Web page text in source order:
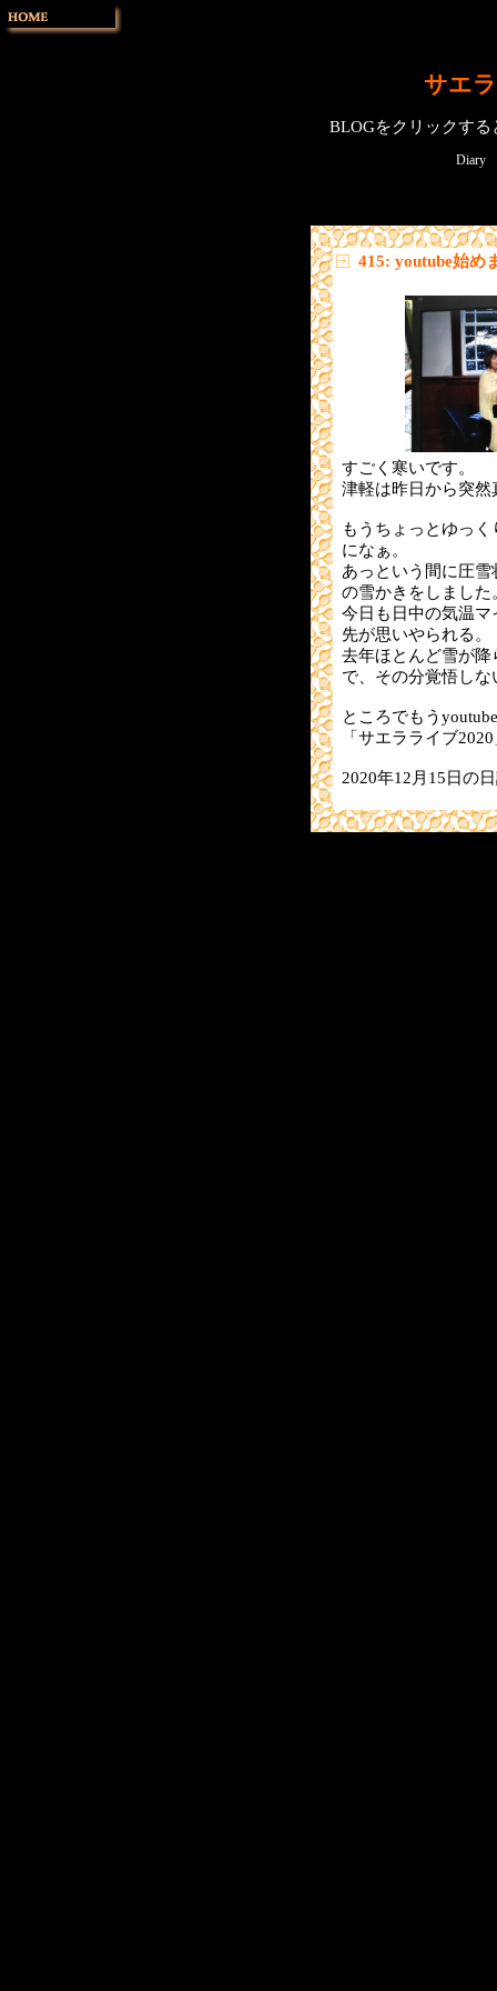
サエ
BLOGをクリックす
Diary
415: youtube始め
すごく寒いです。
津軽は昨日から突
もうちょっとゆっ
になぁ。
あっという間に圧
の雪かきをしました
今日も日中の気温
先が思いやられる。
去年ほとんど雪が
で、その分覚悟しな
ところでもう
「サエラライブ
2020年12月15日の